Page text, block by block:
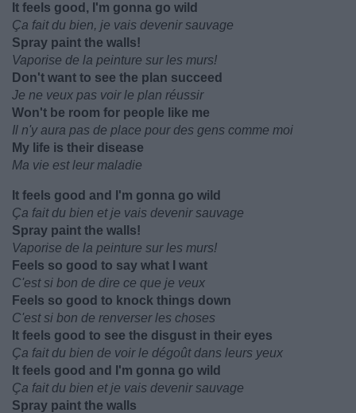
It feels good, I'm gonna go wild
Ça fait du bien, je vais devenir sauvage
Spray paint the walls!
Vaporise de la peinture sur les murs!
Don't want to see the plan succeed
Je ne veux pas voir le plan réussir
Won't be room for people like me
Il n'y aura pas de place pour des gens comme moi
My life is their disease
Ma vie est leur maladie
It feels good and I'm gonna go wild
Ça fait du bien et je vais devenir sauvage
Spray paint the walls!
Vaporise de la peinture sur les murs!
Feels so good to say what I want
C'est si bon de dire ce que je veux
Feels so good to knock things down
C'est si bon de renverser les choses
It feels good to see the disgust in their eyes
Ça fait du bien de voir le dégoût dans leurs yeux
It feels good and I'm gonna go wild
Ça fait du bien et je vais devenir sauvage
Spray paint the walls